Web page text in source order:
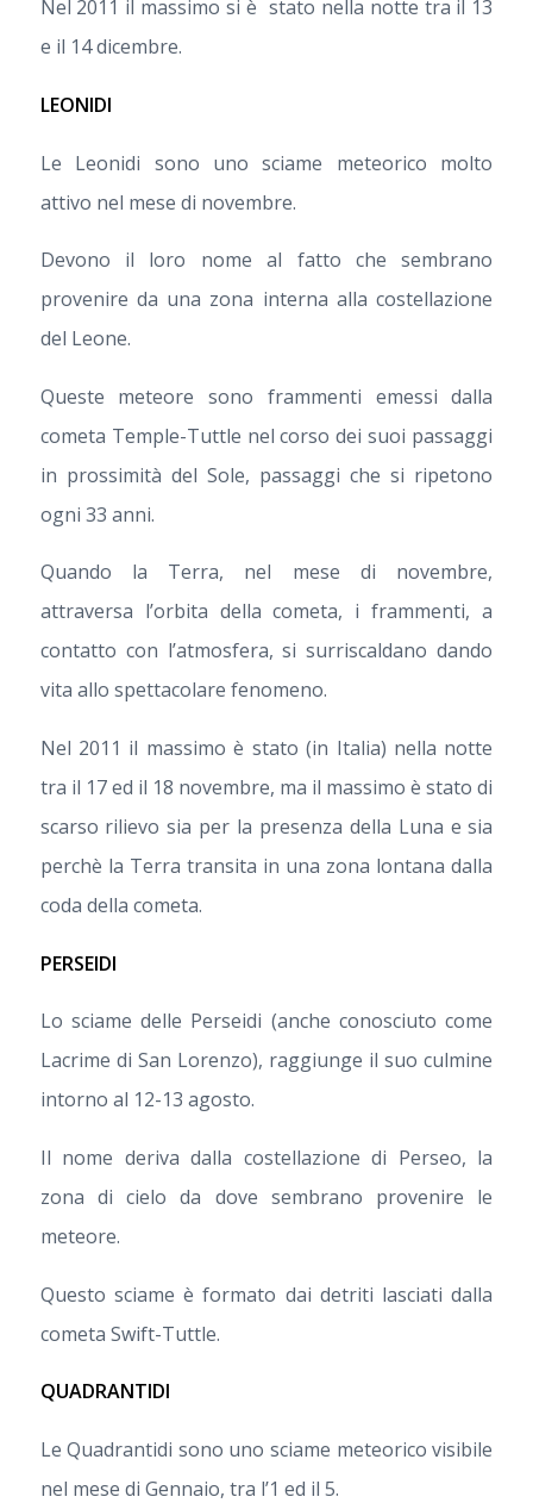
Nel 2011 il massimo si è stato nella notte tra il 13
e il 14 dicembre.
LEONIDI
Le Leonidi sono uno sciame meteorico molto
attivo nel mese di novembre.
Devono il loro nome al fatto che sembrano
provenire da una zona interna alla costellazione
del Leone.
Queste meteore sono frammenti emessi dalla
cometa Temple-Tuttle nel corso dei suoi passaggi
in prossimità del Sole, passaggi che si ripetono
ogni 33 anni.
Quando la Terra, nel mese di novembre,
attraversa l’orbita della cometa, i frammenti, a
contatto con l’atmosfera, si surriscaldano dando
vita allo spettacolare fenomeno.
Nel 2011 il massimo è stato (in Italia) nella notte
tra il 17 ed il 18 novembre, ma il massimo è stato di
scarso rilievo sia per la presenza della Luna e sia
perchè la Terra transita in una zona lontana dalla
coda della cometa.
PERSEIDI
Lo sciame delle Perseidi (anche conosciuto come
Lacrime di San Lorenzo), raggiunge il suo culmine
intorno al 12-13 agosto.
Il nome deriva dalla costellazione di Perseo, la
zona di cielo da dove sembrano provenire le
meteore.
Questo sciame è formato dai detriti lasciati dalla
cometa Swift-Tuttle.
QUADRANTIDI
Le Quadrantidi sono uno sciame meteorico visibile
nel mese di Gennaio, tra l’1 ed il 5.